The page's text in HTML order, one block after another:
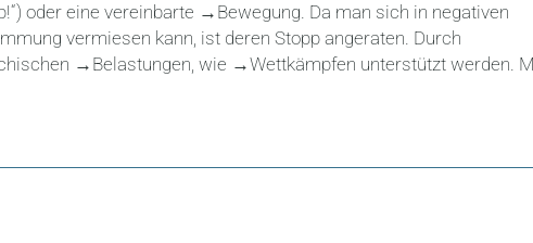
oder eine vereinbarte →Bewegung. Da man sich in negativen
vermiesen kann, ist deren Stopp angeraten. Durch
→Belastungen, wie →Wettkämpfen unterstützt werden.